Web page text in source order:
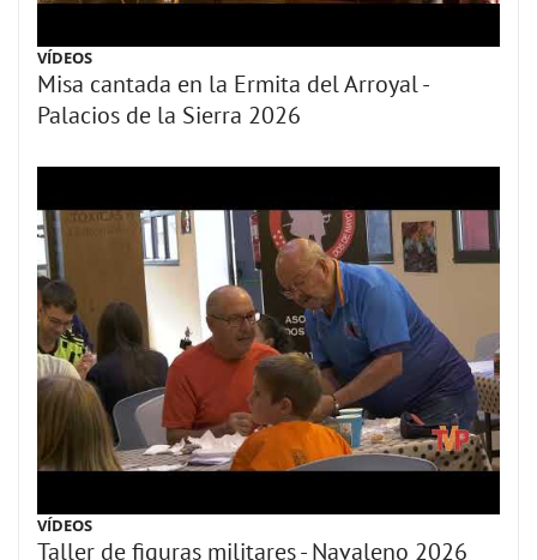
VÍDEOS
Misa cantada en la Ermita del Arroyal -
Palacios de la Sierra 2026
VÍDEOS
Taller de figuras militares - Navaleno 2026